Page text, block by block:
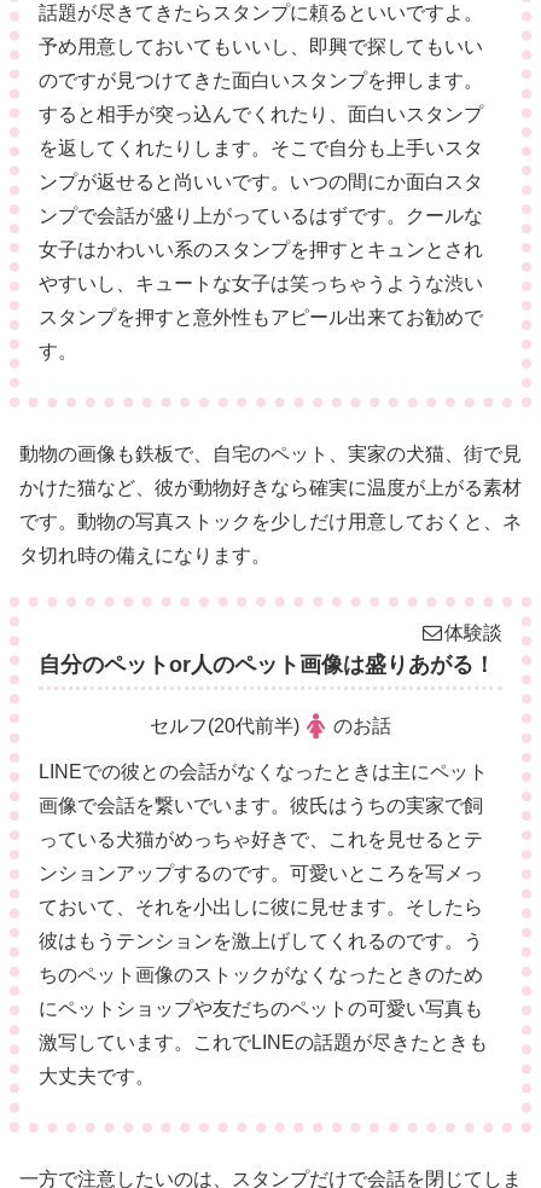
話題が尽きてきたらスタンプに頼るといいですよ。
予め用意しておいてもいいし、即興で探してもいい
のですが見つけてきた面白いスタンプを押します。
すると相手が突っ込んでくれたり、面白いスタンプ
を返してくれたりします。そこで自分も上手いスタ
ンプが返せると尚いいです。いつの間にか面白スタ
ンプで会話が盛り上がっているはずです。クールな
女子はかわいい系のスタンプを押すとキュンとされ
やすいし、キュートな女子は笑っちゃうような渋い
スタンプを押すと意外性もアピール出来てお勧めで
す。
動物の画像も鉄板で、自宅のペット、実家の犬猫、街で見
かけた猫など、彼が動物好きなら確実に温度が上がる素材
です。動物の写真ストックを少しだけ用意しておくと、ネ
タ切れ時の備えになります。
体験談
自分のペットor人のペット画像は盛りあがる！
セルフ(20代前半) のお話
LINEでの彼との会話がなくなったときは主にペット
画像で会話を繋いでいます。彼氏はうちの実家で飼
っている犬猫がめっちゃ好きで、これを見せるとテ
ンションアップするのです。可愛いところを写メっ
ておいて、それを小出しに彼に見せます。そしたら
彼はもうテンションを激上げしてくれるのです。う
ちのペット画像のストックがなくなったときのため
にペットショップや友だちのペットの可愛い写真も
激写しています。これでLINEの話題が尽きたときも
大丈夫です。
一方で注意したいのは、スタンプだけで会話を閉じてしま